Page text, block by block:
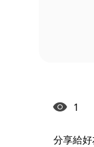
1
分享給